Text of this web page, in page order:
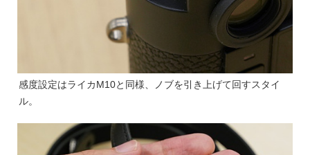
感度設定はライカM10と同様、ノブを引き上げて回すスタイ
ル。